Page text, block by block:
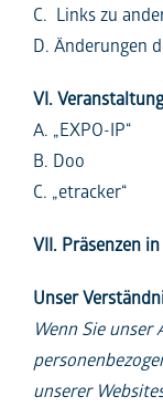
C. Links zu
D. Änderungen
VI.
A. „EXPO-IP“
B. Doo
C. „etracker“
VII. Präsenzen
Unser
Wenn Sie
unserer